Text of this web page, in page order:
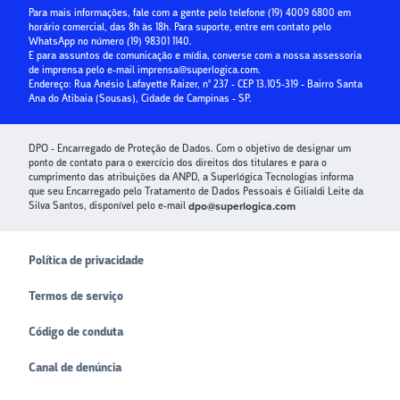
Crédito para Condomínios
Paybox
Para mais informações, fale com a gente pelo telefone (19) 4009 6800 em
horário comercial, das 8h às 18h. Para suporte, entre em contato pelo
WhatsApp no número (19) 98301 1140.
E para assuntos de comunicação e mídia, converse com a nossa assessoria
de imprensa pelo e-mail imprensa@superlogica.com.
Endereço: Rua Anésio Lafayette Raizer, nº 237 - CEP 13.105-319 - Bairro Santa
Ana do Atibaia (Sousas), Cidade de Campinas - SP.
DPO - Encarregado de Proteção de Dados. Com o objetivo de designar um
ponto de contato para o exercício dos direitos dos titulares e para o
cumprimento das atribuições da ANPD, a Superlógica Tecnologias informa
que seu Encarregado pelo Tratamento de Dados Pessoais é Gilialdi Leite da
Silva Santos, disponível pelo e-mail dpo@superlogica.com
Política de privacidade
Termos de serviço
Código de conduta
Canal de denúncia